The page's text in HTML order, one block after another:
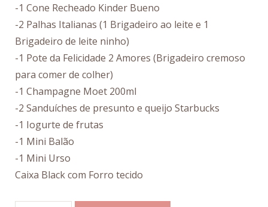
-1 Cone Recheado Kinder Bueno
-2 Palhas Italianas (1 Brigadeiro ao leite e 1
Brigadeiro de leite ninho)
-1 Pote da Felicidade 2 Amores (Brigadeiro cremoso
para comer de colher)
-1 Champagne Moet 200ml
-2 Sanduíches de presunto e queijo Starbucks
-1 Iogurte de frutas
-1 Mini Balão
-1 Mini Urso
Caixa Black com Forro tecido